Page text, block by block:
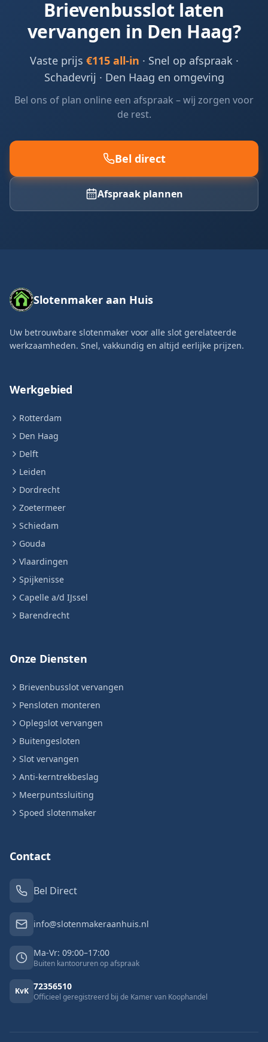
Brievenbusslot laten
vervangen in Den Haag?
Vaste prijs €115 all-in · Snel op afspraak ·
Schadevrij · Den Haag en omgeving
Bel ons of plan online een afspraak – wij zorgen voor
de rest.
Bel direct
Afspraak plannen
Slotenmaker aan Huis
Uw betrouwbare slotenmaker voor alle slot gerelateerde
werkzaamheden. Snel, vakkundig en altijd eerlijke prijzen.
Werkgebied
Rotterdam
Den Haag
Delft
Leiden
Dordrecht
Zoetermeer
Schiedam
Gouda
Vlaardingen
Spijkenisse
Capelle a/d IJssel
Barendrecht
Onze Diensten
Brievenbusslot vervangen
Pensloten monteren
Oplegslot vervangen
Buitengesloten
Slot vervangen
Anti-kerntrekbeslag
Meerpuntssluiting
Spoed slotenmaker
Contact
Bel Direct
info@slotenmakeraanhuis.nl
Ma-Vr: 09:00–17:00
Buiten kantooruren op afspraak
KvK 72356510
Officieel geregistreerd bij de Kamer van Koophandel